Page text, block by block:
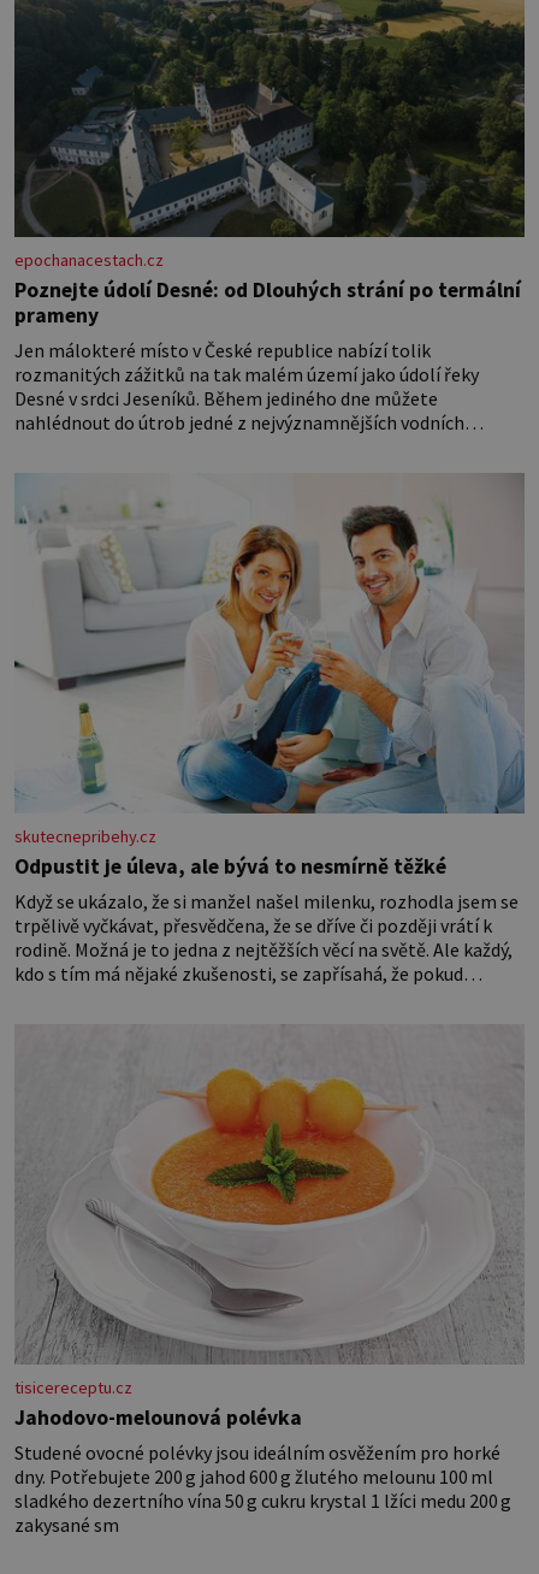
epochanacestach.cz
Poznejte údolí Desné: od Dlouhých strání po termální
prameny
Jen málokteré místo v České republice nabízí tolik
rozmanitých zážitků na tak malém území jako údolí řeky
Desné v srdci Jeseníků. Během jediného dne můžete
nahlédnout do útrob jedné z nejvýznamnějších vodních
koloběžce a den zakončit poznáváním památek ve Velkých
Losinách nebo v termálním
skutecnepribehy.cz
Odpustit je úleva, ale bývá to nesmírně těžké
Když se ukázalo, že si manžel našel milenku, rozhodla jsem se
trpělivě vyčkávat, přesvědčena, že se dříve či později vrátí k
rodině. Možná je to jedna z nejtěžších věcí na světě. Ale každý,
kdo s tím má nějaké zkušenosti, se zapřísahá, že pokud
tisicereceptu.cz
Jahodovo-melounová polévka
Studené ovocné polévky jsou ideálním osvěžením pro horké
dny. Potřebujete 200 g jahod 600 g žlutého melounu 100 ml
sladkého dezertního vína 50 g cukru krystal 1 lžíci medu 200 g
zakysané sm